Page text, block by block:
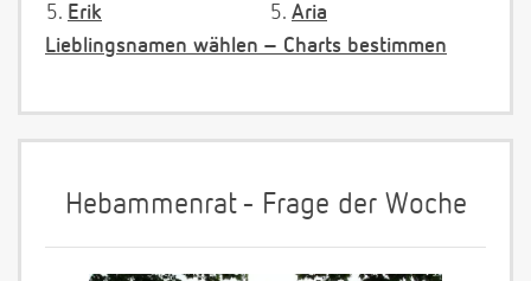
5. Erik
5. Aria
Lieblingsnamen wählen – Charts bestimmen
Hebammenrat - Frage der Woche